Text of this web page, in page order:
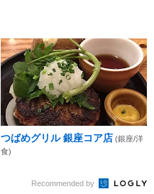
つばめグリル 銀座コア店 (銀座/洋
食)
Recommended by